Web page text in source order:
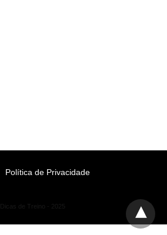
Política de Privacidade
Dicas de Treino - 2025